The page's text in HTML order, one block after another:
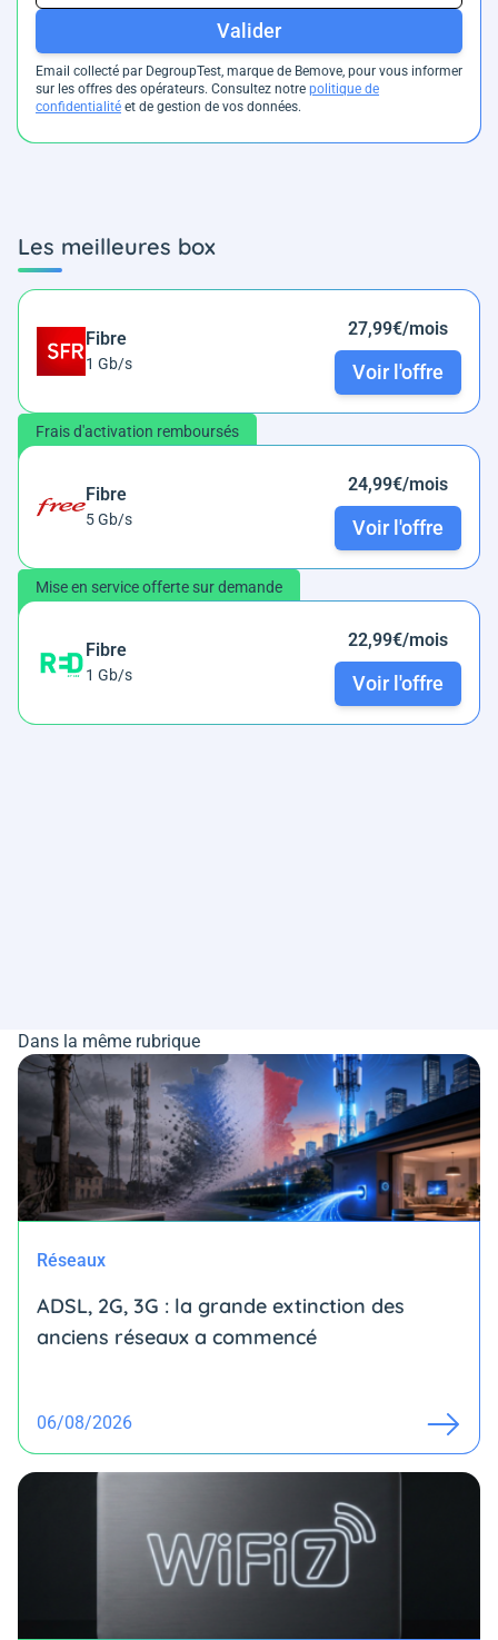
Valider
Email collecté par DegroupTest, marque de Bemove, pour vous informer
sur les offres des opérateurs. Consultez notre politique de
confidentialité et de gestion de vos données.
Les meilleures box
Fibre
1 Gb/s
27,99€/mois
Voir l'offre
Frais d'activation remboursés
Fibre
5 Gb/s
24,99€/mois
Voir l'offre
Mise en service offerte sur demande
Fibre
1 Gb/s
22,99€/mois
Voir l'offre
Dans la même rubrique
Réseaux
ADSL, 2G, 3G : la grande extinction des
anciens réseaux a commencé
06/08/2026